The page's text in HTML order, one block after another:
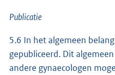
Publicatie
5.6 In het algemeen
gepubliceerd. Dit
andere gynaecologen